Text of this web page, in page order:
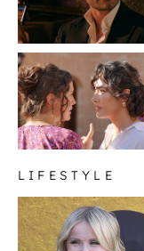
LIFESTYLE